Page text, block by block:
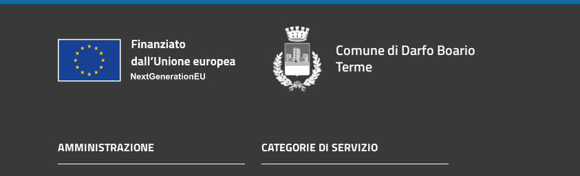
Comune di Darfo Boario
Terme
AMMINISTRAZIONE CATEGORIE DI SERVIZIO